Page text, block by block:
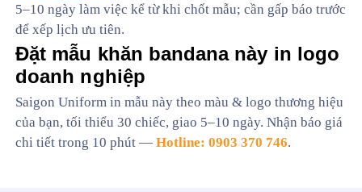
5–10 ngày làm việc kể từ khi chốt mẫu; cần gấp báo trước
để xếp lịch ưu tiên.
Đặt mẫu khăn bandana này in logo
doanh nghiệp
Saigon Uniform in mẫu này theo màu & logo thương hiệu
của bạn, tối thiểu 30 chiếc, giao 5–10 ngày. Nhận báo giá
chi tiết trong 10 phút —Hotline: 0903 370 746.